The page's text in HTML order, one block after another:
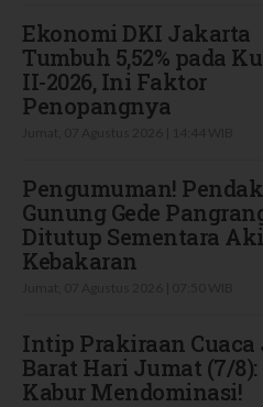
Ekonomi DKI Jakarta
Tumbuh 5,52% pada
II-2026, Ini Faktor
Penopangnya
Pengumuman!
Gunung Gede
Ditutup Sementara
Kebakaran
Intip Prakiraan Cuaca
Barat Hari Jumat (7/8):
Kabur Mendominasi!